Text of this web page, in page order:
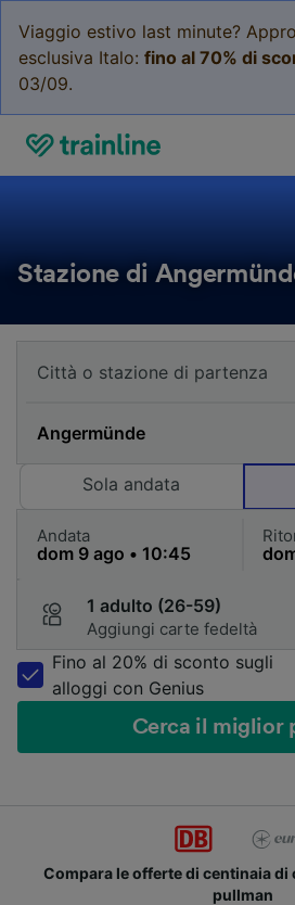
Viaggio estivo last minute?
esclusiva Italo: fino al 70% di
03/09.
Stazione di
Sola andata
Andata
1 adulto (26-59)
Aggiungi carte fedeltà
Fino al 20% di sconto sugli
alloggi con Genius
Cerca il miglior
Compara le offerte di centinaia di
pullman